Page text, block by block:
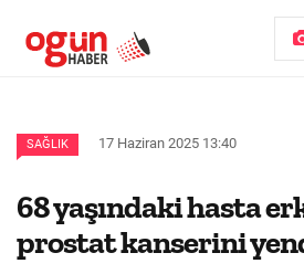
SAĞLIK 17 Haziran 2025 13:40
68 yaşındaki hasta
prostat kanserini